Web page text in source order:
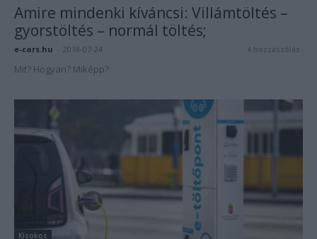
Amire mindenki kíváncsi: Villámtöltés –
gyorstöltés – normál töltés;
e-cars.hu 2018-07-24 4 hozzászólás
Mit? Hogyan? Miképp?
Kisokos